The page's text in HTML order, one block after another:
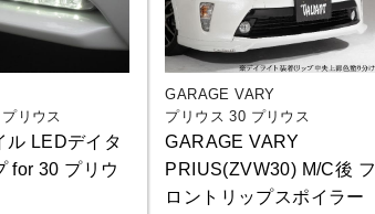
リウス
ル LEDデイタ
for 30 プリウ
GARAGE VARY
プリウス 30 プリウス
GARAGE VARY
PRIUS(ZVW30) M/C後 フ
ロントリップスポイラー